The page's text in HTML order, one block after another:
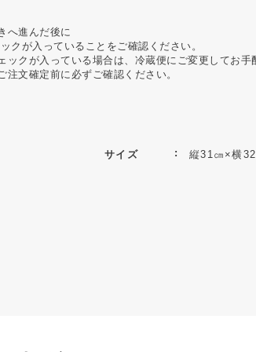
へ進んだ後に
クが入っていることをご確認ください。
クが入っている場合は、冷蔵便にご変更してお手
文確定前に必ずご確認ください。
サイズ 縦31㎝×横